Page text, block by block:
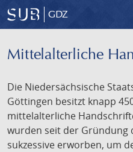
GDZ
Mittelalterliche
Die Niedersächsische
Göttingen besitzt knapp
mittelalterliche
wurden seit der Gründung
sukzessive erworben, um